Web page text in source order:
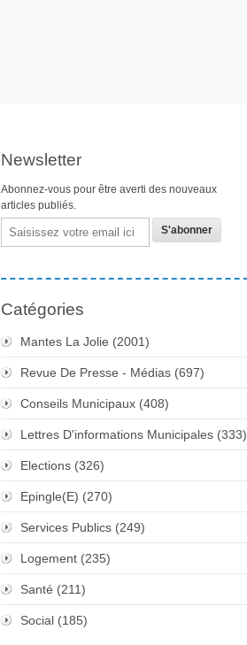
Newsletter
Abonnez-vous pour être averti des nouveaux
articles publiés.
Email
Catégories
Mantes La Jolie (2001)
Revue De Presse - Médias (697)
Conseils Municipaux (408)
Lettres D'informations Municipales (333)
Elections (326)
Epingle(e) (270)
Services Publics (249)
Logement (235)
Santé (211)
Social (185)